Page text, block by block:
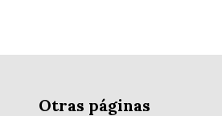
Otras páginas